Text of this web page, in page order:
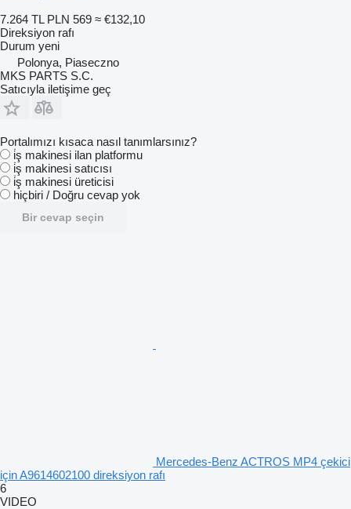
7.264 TL PLN 569 ≈ €132,10
Direksiyon rafı
Durum yeni
Polonya, Piaseczno
MKS PARTS S.C.
Satıcıyla iletişime geç
Portalımızı kısaca nasıl tanımlarsınız?
i̇ş makinesi ilan platformu
i̇ş makinesi satıcısı
i̇ş makinesi üreticisi
hiçbiri / Doğru cevap yok
Bir cevap seçin
Mercedes-Benz ACTROS MP4 çekici
için A9614602100 direksiyon rafı
6
VIDEO